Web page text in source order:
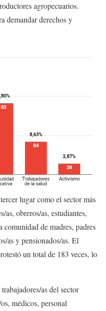
agropecuarios.
demandar derechos y
lugar como el sector más
as, obreros/as, estudiantes,
de madres, padres
as y pensionados/as. El
un total de 183 veces, lo
as del sector
médicos, personal